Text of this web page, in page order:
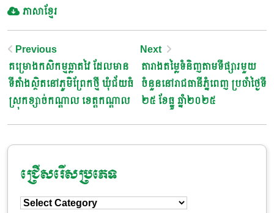
ភាសាខ្មែរ
Post
Navigation
Previous
គម្រោងកសិកម្មឆ្លាតវៃ ដែលមាន
ទីតាំងស្ថិតនៅភូមិព្រែកថ្មី ឃុំជ័យធំ
ស្រុកខ្សាច់កណ្ដាល ខេត្តកណ្ដាល
Next
តារាងតម្លៃទំនិញតាមទីផ្សារមួយ
ចំនួននៅរាជធានីភ្នំពេញ ប្រចាំថ្ងៃទី
២៥ ខែធ្នូ ឆ្នាំ២០២៥
ជ្រើសរើសប្រភេទ
ជ្រើសរើស